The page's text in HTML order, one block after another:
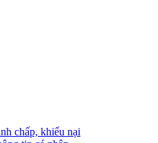
chấp, khiếu nại